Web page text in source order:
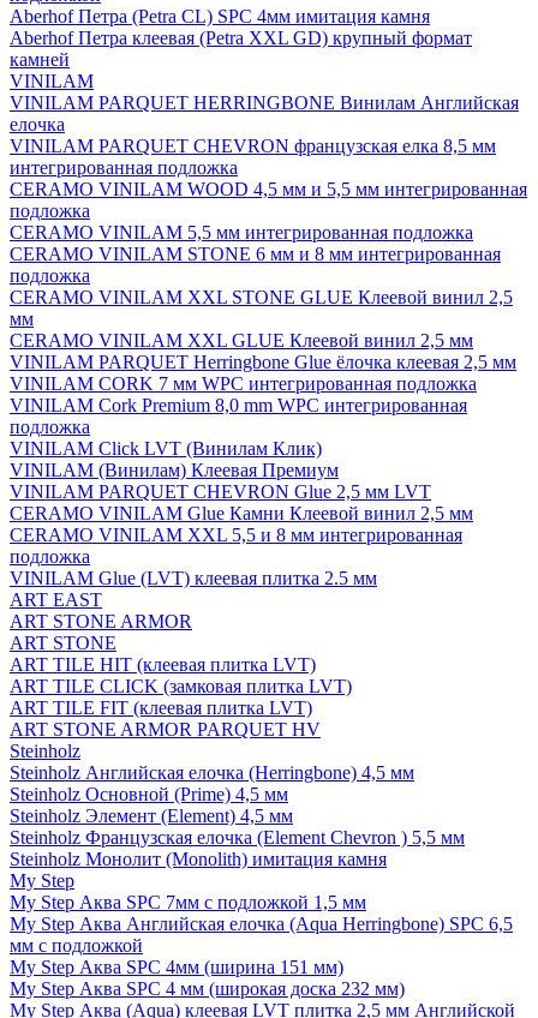
Aberhof Петра (Petra CL) SPC 4мм имитация камня
Aberhof Петра клеевая (Petra XXL GD) крупный формат
камней
VINILAM
VINILAM PARQUET HERRINGBONE Винилам Английская
елочка
VINILAM PARQUET CHEVRON французская елка 8,5 мм
интегрированная подложка
CERAMO VINILAM WOOD 4,5 мм и 5,5 мм интегрированная
подложка
CERAMO VINILAM 5,5 мм интегрированная подложка
CERAMO VINILAM STONE 6 мм и 8 мм интегрированная
подложка
CERAMO VINILAM XXL STONE GLUE Клеевой винил 2,5
мм
CERAMO VINILAM XXL GLUE Клеевой винил 2,5 мм
VINILAM PARQUET Herringbone Glue ёлочка клеевая 2,5 мм
VINILAM CORK 7 мм WPC интегрированная подложка
VINILAM Cork Premium 8,0 mm WPC интегрированная
подложка
VINILAM Click LVT (Винилам Клик)
VINILAM (Винилам) Клеевая Премиум
VINILAM PARQUET CHEVRON Glue 2,5 мм LVT
CERAMO VINILAM Glue Камни Клеевой винил 2,5 мм
CERAMO VINILAM XXL 5,5 и 8 мм интегрированная
подложка
VINILAM Glue (LVT) клеевая плитка 2.5 мм
ART EAST
ART STONE ARMOR
ART STONE
ART TILE HIT (клеевая плитка LVT)
ART TILE CLICK (замковая плитка LVT)
ART TILE FIT (клеевая плитка LVT)
ART STONE ARMOR PARQUET HV
Steinholz
Steinholz Английская елочка (Herringbone) 4,5 мм
Steinholz Основной (Prime) 4,5 мм
Steinholz Элемент (Element) 4,5 мм
Steinholz Французская елочка (Element Chevron ) 5,5 мм
Steinholz Монолит (Monolith) имитация камня
My Step
My Step Аква SPC 7мм c подложкой 1,5 мм
My Step Аква Английская елочка (Aqua Herringbone) SPC 6,5
мм с подложкой
My Step Аква SPC 4мм (ширина 151 мм)
My Step Аква SPC 4 мм (широкая доска 232 мм)
My Step Аква (Aqua) клеевая LVT плитка 2,5 мм Английской